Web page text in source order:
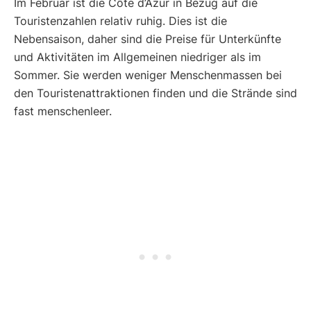
Touristenzahlen relativ ruhig. Dies ist die
Nebensaison, daher sind die Preise für Unterkünfte
und Aktivitäten im Allgemeinen niedriger als im
Sommer. Sie werden weniger Menschenmassen bei
den Touristenattraktionen finden und die Strände sind
fast menschenleer.